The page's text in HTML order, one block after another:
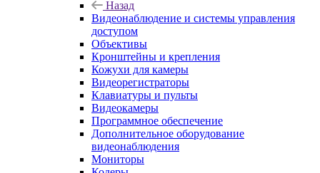
Назад
Видеонаблюдение и системы управления
доступом
Объективы
Кронштейны и крепления
Кожухи для камеры
Видеорегистраторы
Клавиатуры и пульты
Видеокамеры
Программное обеспечение
Дополнительное оборудование
видеонаблюдения
Мониторы